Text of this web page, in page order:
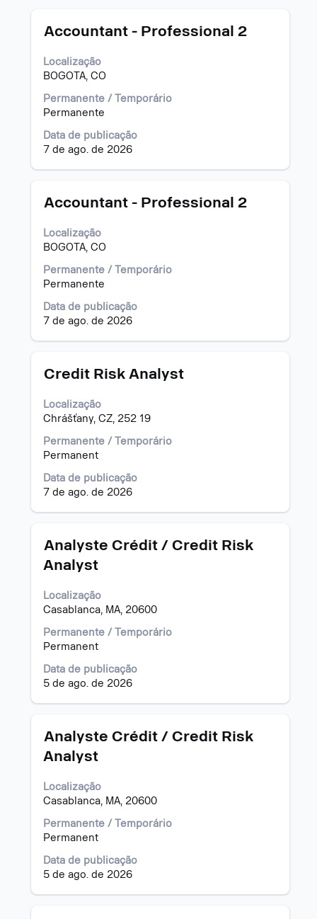
completos
da
as
informações
dela.
Título
Accountant - Professional 2
Localização
BOGOTA, CO
Permanente / Temporário
Permanente
Data de publicação
7 de ago. de 2026
Selecione
vaga
com
barra
de
pressionada
para
visualizar
as
informações
dela.
Título
Accountant - Professional 2
Localização
BOGOTA, CO
Permanente / Temporário
Permanente
Data de publicação
7 de ago. de 2026
Selecione
vaga
com
barra
de
pressionada
para
visualizar
as
informações
dela.
Título
Credit Risk Analyst
Localização
Chrášťany, CZ, 252 19
Permanente / Temporário
Permanent
Data de publicação
7 de ago. de 2026
Selecione
vaga
com
barra
de
pressionada
para
visualizar
as
informações
dela.
Título
Analyste Crédit / Credit Risk
Analyst
Localização
Casablanca, MA, 20600
Permanente / Temporário
Permanent
Data de publicação
5 de ago. de 2026
Selecione
vaga
a
barra
de
espaço
para
visualizar
dela.
Título
Analyste Crédit / Credit Risk
Analyst
Localização
Casablanca, MA, 20600
Permanente / Temporário
Permanent
Data de publicação
5 de ago. de 2026
Selecione
vaga
a
barra
de
espaço
para
visualizar